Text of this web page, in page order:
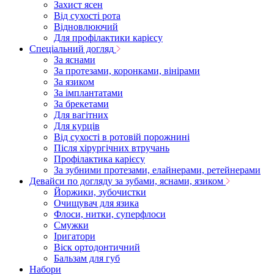
Захист ясен
Від сухості рота
Відновлюючий
Для профілактики карієсу
Спеціальний догляд
За яснами
За протезами, коронками, вінірами
За язиком
За імплантатами
За брекетами
Для вагітних
Для курців
Від сухості в ротовій порожнині
Після хірургічних втручань
Профілактика карієсу
За зубними протезами, елайнерами, ретейнерами
Девайси по догляду за зубами, яснами, язиком
Йоржики, зубочистки
Очищувач для язика
Флоси, нитки, суперфлоси
Смужки
Іригатори
Віск ортодонтичний
Бальзам для губ
Набори